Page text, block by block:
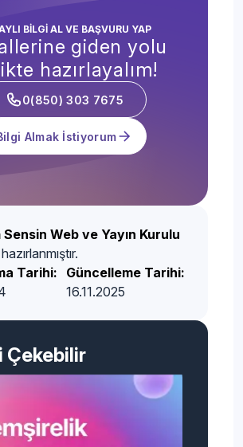
BİLGİ AL VE BAŞVURU YAP
giden yolu
hazırlayalım!
0(850) 303 7675
Almak İstiyorum
Web ve Yayın Kurulu
Tarihi:
Güncelleme Tarihi:
16.11.2025
Çekebilir